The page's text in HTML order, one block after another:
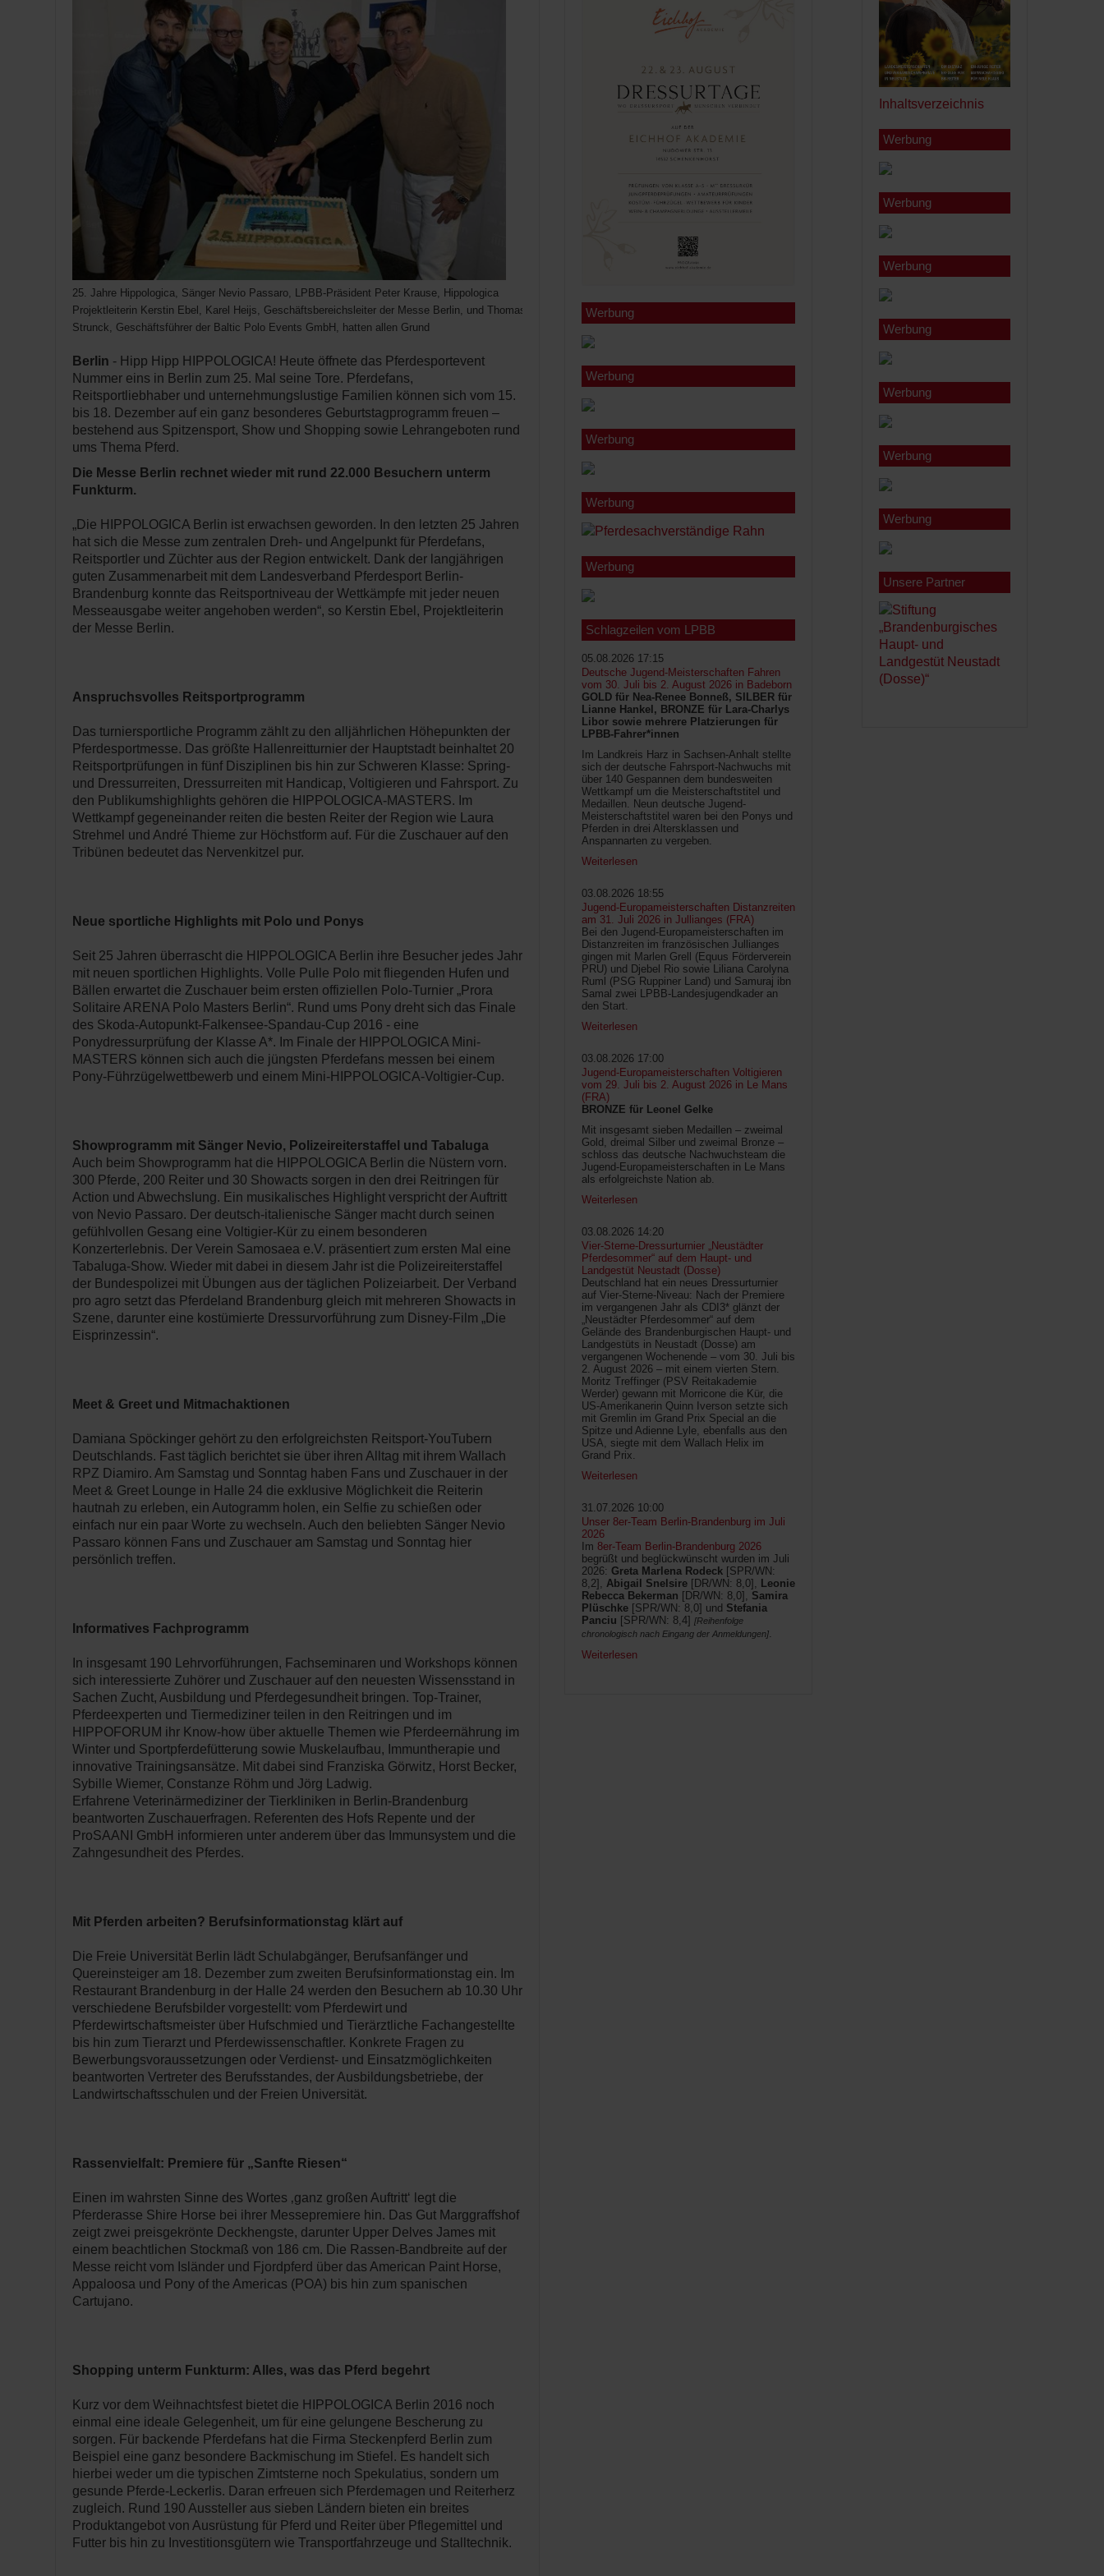
25. Jahre Hippologica, Sänger Nevio Passaro, LPBB-Präsident Peter Krause, Hippologica
Projektleiterin Kerstin Ebel, Karel Heijs, Geschäftsbereichsleiter der Messe Berlin, und Thomas
Strunck, Geschäftsführer der Baltic Polo Events GmbH, hatten allen Grund
Berlin - Hipp Hipp HIPPOLOGICA! Heute öffnete das Pferdesportevent
Nummer eins in Berlin zum 25. Mal seine Tore. Pferdefans,
Reitsportliebhaber und unternehmungslustige Familien können sich vom 15.
bis 18. Dezember auf ein ganz besonderes Geburtstagprogramm freuen –
bestehend aus Spitzensport, Show und Shopping sowie Lehrangeboten rund
ums Thema Pferd.
Die Messe Berlin rechnet wieder mit rund 22.000 Besuchern unterm
Funkturm.
„Die HIPPOLOGICA Berlin ist erwachsen geworden. In den letzten 25 Jahren
hat sich die Messe zum zentralen Dreh- und Angelpunkt für Pferdefans,
Reitsportler und Züchter aus der Region entwickelt. Dank der langjährigen
guten Zusammenarbeit mit dem Landesverband Pferdesport Berlin-
Brandenburg konnte das Reitsportniveau der Wettkämpfe mit jeder neuen
Messeausgabe weiter angehoben werden“, so Kerstin Ebel, Projektleiterin
der Messe Berlin.
Anspruchsvolles Reitsportprogramm
Das turniersportliche Programm zählt zu den alljährlichen Höhepunkten der
Pferdesportmesse. Das größte Hallenreitturnier der Hauptstadt beinhaltet 20
Reitsportprüfungen in fünf Disziplinen bis hin zur Schweren Klasse: Spring-
und Dressurreiten, Dressurreiten mit Handicap, Voltigieren und Fahrsport. Zu
den Publikumshighlights gehören die HIPPOLOGICA-MASTERS. Im
Wettkampf gegeneinander reiten die besten Reiter der Region wie Laura
Strehmel und André Thieme zur Höchstform auf. Für die Zuschauer auf den
Tribünen bedeutet das Nervenkitzel pur.
Neue sportliche Highlights mit Polo und Ponys
Seit 25 Jahren überrascht die HIPPOLOGICA Berlin ihre Besucher jedes Jahr
mit neuen sportlichen Highlights. Volle Pulle Polo mit fliegenden Hufen und
Bällen erwartet die Zuschauer beim ersten offiziellen Polo-Turnier „Prora
Solitaire ARENA Polo Masters Berlin“. Rund ums Pony dreht sich das Finale
des Skoda-Autopunkt-Falkensee-Spandau-Cup 2016 - eine
Ponydressurprüfung der Klasse A*. Im Finale der HIPPOLOGICA Mini-
MASTERS können sich auch die jüngsten Pferdefans messen bei einem
Pony-Führzügelwettbewerb und einem Mini-HIPPOLOGICA-Voltigier-Cup.
Showprogramm mit Sänger Nevio, Polizeireiterstaffel und Tabaluga
Auch beim Showprogramm hat die HIPPOLOGICA Berlin die Nüstern vorn.
300 Pferde, 200 Reiter und 30 Showacts sorgen in den drei Reitringen für
Action und Abwechslung. Ein musikalisches Highlight verspricht der Auftritt
von Nevio Passaro. Der deutsch-italienische Sänger macht durch seinen
gefühlvollen Gesang eine Voltigier-Kür zu einem besonderen
Konzerterlebnis. Der Verein Samosaea e.V. präsentiert zum ersten Mal eine
Tabaluga-Show. Wieder mit dabei in diesem Jahr ist die Polizeireiterstaffel
der Bundespolizei mit Übungen aus der täglichen Polizeiarbeit. Der Verband
pro agro setzt das Pferdeland Brandenburg gleich mit mehreren Showacts in
Szene, darunter eine kostümierte Dressurvorführung zum Disney-Film „Die
Eisprinzessin“.
Meet & Greet und Mitmachaktionen
Damiana Spöckinger gehört zu den erfolgreichsten Reitsport-YouTubern
Deutschlands. Fast täglich berichtet sie über ihren Alltag mit ihrem Wallach
RPZ Diamiro. Am Samstag und Sonntag haben Fans und Zuschauer in der
Meet & Greet Lounge in Halle 24 die exklusive Möglichkeit die Reiterin
hautnah zu erleben, ein Autogramm holen, ein Selfie zu schießen oder
einfach nur ein paar Worte zu wechseln. Auch den beliebten Sänger Nevio
Passaro können Fans und Zuschauer am Samstag und Sonntag hier
persönlich treffen.
Informatives Fachprogramm
In insgesamt 190 Lehrvorführungen, Fachseminaren und Workshops können
sich interessierte Zuhörer und Zuschauer auf den neuesten Wissensstand in
Sachen Zucht, Ausbildung und Pferdegesundheit bringen. Top-Trainer,
Pferdeexperten und Tiermediziner teilen in den Reitringen und im
HIPPOFORUM ihr Know-how über aktuelle Themen wie Pferdeernährung im
Winter und Sportpferdefütterung sowie Muskelaufbau, Immuntherapie und
innovative Trainingsansätze. Mit dabei sind Franziska Görwitz, Horst Becker,
Sybille Wiemer, Constanze Röhm und Jörg Ladwig.
Erfahrene Veterinärmediziner der Tierkliniken in Berlin-Brandenburg
beantworten Zuschauerfragen. Referenten des Hofs Repente und der
ProSAANI GmbH informieren unter anderem über das Immunsystem und die
Zahngesundheit des Pferdes.
Mit Pferden arbeiten? Berufsinformationstag klärt auf
Die Freie Universität Berlin lädt Schulabgänger, Berufsanfänger und
Quereinsteiger am 18. Dezember zum zweiten Berufsinformationstag ein. Im
Restaurant Brandenburg in der Halle 24 werden den Besuchern ab 10.30 Uhr
verschiedene Berufsbilder vorgestellt: vom Pferdewirt und
Pferdewirtschaftsmeister über Hufschmied und Tierärztliche Fachangestellte
bis hin zum Tierarzt und Pferdewissenschaftler. Konkrete Fragen zu
Bewerbungsvoraussetzungen oder Verdienst- und Einsatzmöglichkeiten
beantworten Vertreter des Berufsstandes, der Ausbildungsbetriebe, der
Landwirtschaftsschulen und der Freien Universität.
Rassenvielfalt: Premiere für „Sanfte Riesen“
Einen im wahrsten Sinne des Wortes ‚ganz großen Auftritt‘ legt die
Pferderasse Shire Horse bei ihrer Messepremiere hin. Das Gut Marggraffshof
zeigt zwei preisgekrönte Deckhengste, darunter Upper Delves James mit
einem beachtlichen Stockmaß von 186 cm. Die Rassen-Bandbreite auf der
Messe reicht vom Isländer und Fjordpferd über das American Paint Horse,
Appaloosa und Pony of the Americas (POA) bis hin zum spanischen
Cartujano.
Shopping unterm Funkturm: Alles, was das Pferd begehrt
Kurz vor dem Weihnachtsfest bietet die HIPPOLOGICA Berlin 2016 noch
einmal eine ideale Gelegenheit, um für eine gelungene Bescherung zu
sorgen. Für backende Pferdefans hat die Firma Steckenpferd Berlin zum
Beispiel eine ganz besondere Backmischung im Stiefel. Es handelt sich
hierbei weder um die typischen Zimtsterne noch Spekulatius, sondern um
gesunde Pferde-Leckerlis. Daran erfreuen sich Pferdemagen und Reiterherz
zugleich. Rund 190 Aussteller aus sieben Ländern bieten ein breites
Produktangebot von Ausrüstung für Pferd und Reiter über Pflegemittel und
Futter bis hin zu Investitionsgütern wie Transportfahrzeuge und Stalltechnik.
Werbung
Werbung
Werbung
Werbung
Werbung
Schlagzeilen vom LPBB
05.08.2026 17:15
Deutsche Jugend-Meisterschaften Fahren
vom 30. Juli bis 2. August 2026 in Badeborn
GOLD für Nea-Renee Bonneß, SILBER für
Lianne Hankel, BRONZE für Lara-Charlys
Libor sowie mehrere Platzierungen für
LPBB-Fahrer*innen
Im Landkreis Harz in Sachsen-Anhalt stellte
sich der deutsche Fahrsport-Nachwuchs mit
über 140 Gespannen dem bundesweiten
Wettkampf um die Meisterschaftstitel und
Medaillen. Neun deutsche Jugend-
Meisterschaftstitel waren bei den Ponys und
Pferden in drei Altersklassen und
Anspannarten zu vergeben.
Weiterlesen
03.08.2026 18:55
Jugend-Europameisterschaften Distanzreiten
am 31. Juli 2026 in Jullianges (FRA)
Bei den Jugend-Europameisterschaften im
Distanzreiten im französischen Jullianges
gingen mit Marlen Grell (Equus Förderverein
PRU) und Djebel Rio sowie Liliana Carolyna
Ruml (PSG Ruppiner Land) und Samuraj ibn
Samal zwei LPBB-Landesjugendkader an
den Start.
Weiterlesen
03.08.2026 17:00
Jugend-Europameisterschaften Voltigieren
vom 29. Juli bis 2. August 2026 in Le Mans
(FRA)
BRONZE für Leonel Gelke
Mit insgesamt sieben Medaillen – zweimal
Gold, dreimal Silber und zweimal Bronze –
schloss das deutsche Nachwuchsteam die
Jugend-Europameisterschaften in Le Mans
als erfolgreichste Nation ab.
Weiterlesen
03.08.2026 14:20
Vier-Sterne-Dressurturnier „Neustädter
Pferdesommer“ auf dem Haupt- und
Landgestüt Neustadt (Dosse)
Deutschland hat ein neues Dressurturnier
auf Vier-Sterne-Niveau: Nach der Premiere
im vergangenen Jahr als CDI3* glänzt der
„Neustädter Pferdesommer“ auf dem
Gelände des Brandenburgischen Haupt- und
Landgestüts in Neustadt (Dosse) am
vergangenen Wochenende – vom 30. Juli bis
2. August 2026 – mit einem vierten Stern.
Moritz Treffinger (PSV Reitakademie
Werder) gewann mit Morricone die Kür, die
US-Amerikanerin Quinn Iverson setzte sich
mit Gremlin im Grand Prix Special an die
Spitze und Adienne Lyle, ebenfalls aus den
USA, siegte mit dem Wallach Helix im
Grand Prix.
Weiterlesen
31.07.2026 10:00
Unser 8er-Team Berlin-Brandenburg im Juli
2026
Im 8er-Team Berlin-Brandenburg 2026
begrüßt und beglückwünscht wurden im Juli
2026: Greta Marlena Rodeck [SPR/WN:
8,2], Abigail Snelsire [DR/WN: 8,0], Leonie
Rebecca Bekerman [DR/WN: 8,0], Samira
Plüschke [SPR/WN: 8,0] und Stefania
Panciu [SPR/WN: 8,4] [Reihenfolge
chronologisch nach Eingang der Anmeldungen].
Weiterlesen
Inhaltsverzeichnis
Werbung
Werbung
Werbung
Werbung
Werbung
Werbung
Werbung
Unsere Partner